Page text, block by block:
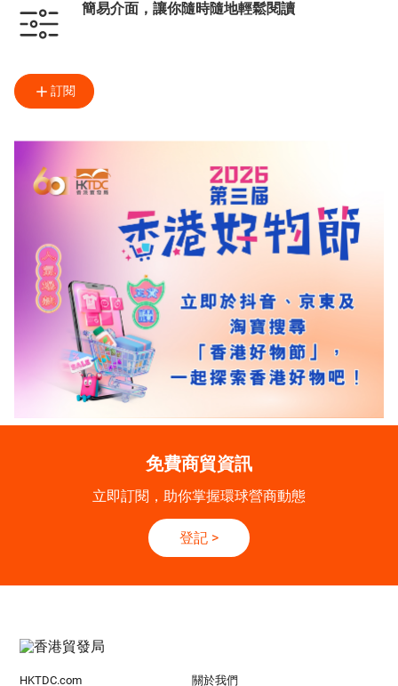
簡易介面，讓你隨時隨地輕鬆閱讀
訂閱
免費商貿資訊
立即訂閱，助你掌握環球營商動態
登記 >
HKTDC.com 關於我們